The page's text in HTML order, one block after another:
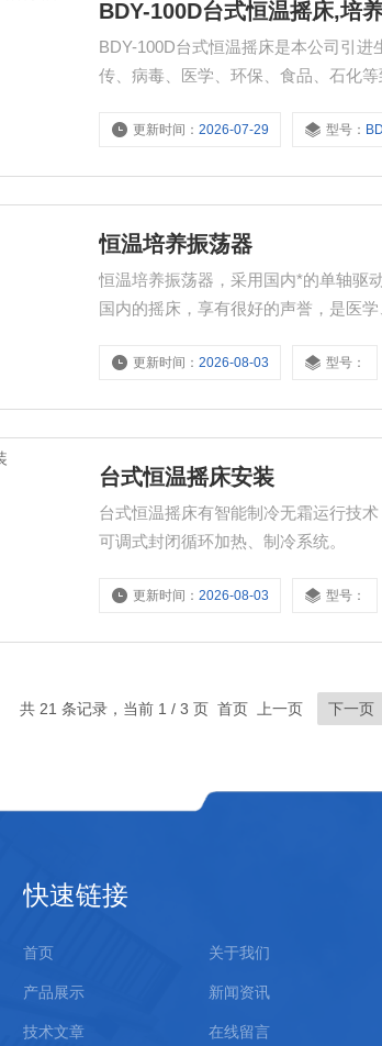
BDY-100D台式恒温摇床,培
BDY-100D台式恒温摇床是本公司引
传、病毒、医学、环保、食品、石化等
更新时间：2026-07-29 型号：
恒温培养振荡器
恒温培养振荡器，采用国内*的单轴驱
国内的摇床，享有很好的声誉，是医
更新时间：2026-08-03 型号：
台式恒温摇床安装
台式恒温摇床有智能制冷无霜运行技
可调式封闭循环加热、制冷系统。
更新时间：2026-08-03 型号：
共 21 条记录，当前 1 / 3 页 首页 上一页 下一页
快速链接
首页 关于我们
产品展示 新闻资讯
技术文章 在线留言